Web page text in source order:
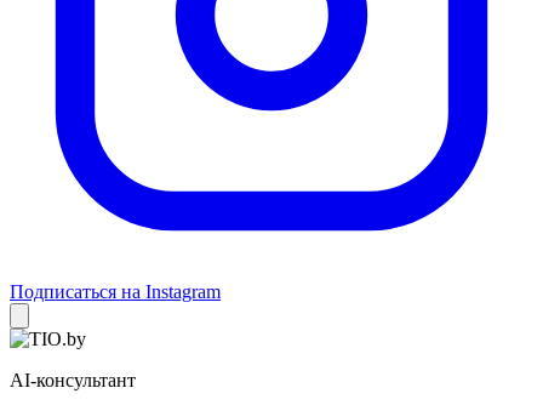
Подписаться на Instagram
AI-консультант